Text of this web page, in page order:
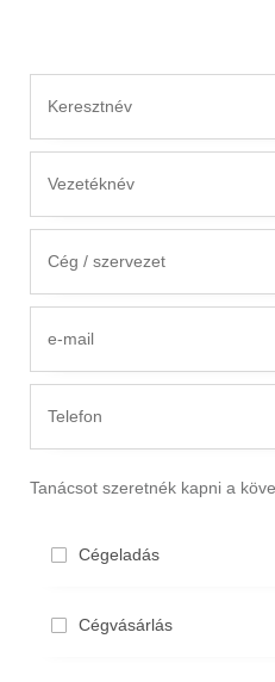
Tanácsot szeretnék kapni a
Cégeladás
Cégvásárlás